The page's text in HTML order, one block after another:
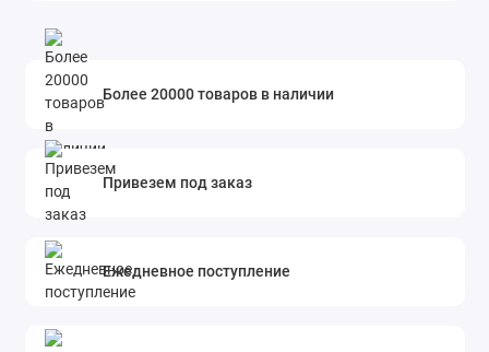
Более 20000 товаров в наличии
Привезем под заказ
Ежедневное поступление